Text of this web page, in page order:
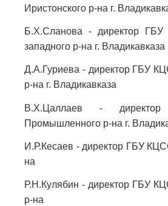
Иристонского р-на г.
Б.Х.Сланова - директор
западного р-на г. Владикавказа
Д.А.Гуриева - директор ГБУ
р-на г. Владикавказа
В.Х.Цаллаев -
Промышленного р-на г.
И.Р.Кесаев - директор ГБУ
на
Р.Н.Кулябин - директор ГБУ
р-на